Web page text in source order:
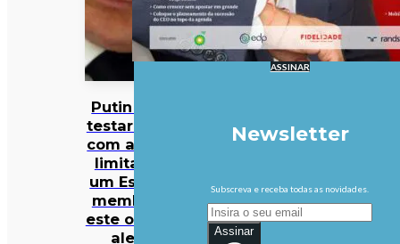
Putin pode
testar NATO
com ataque
limitado a
um Estado-
membro já
este outono,
alerta
ASSINAR
Newsletter
Subscreva e receba todas as novidades.
Assinar